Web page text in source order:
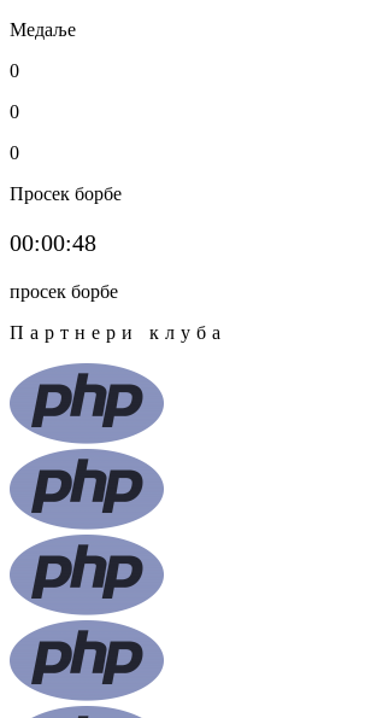
Медаље
0
0
0
Просек борбе
00:00:48
просек борбе
Партнери клуба